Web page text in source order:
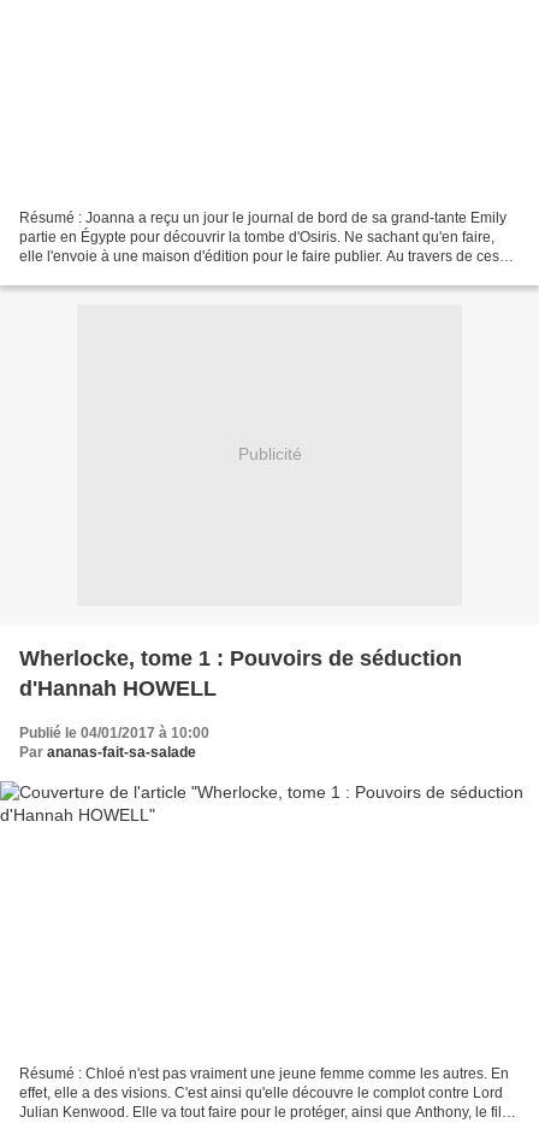
Résumé : Joanna a reçu un jour le journal de bord de sa grand-tante Emily
partie en Égypte pour découvrir la tombe d'Osiris. Ne sachant qu'en faire,
elle l'envoie à une maison d'édition pour le faire publier. Au travers de ces
Publicité
Wherlocke, tome 1 : Pouvoirs de séduction
d'Hannah HOWELL
Publié le 04/01/2017 à 10:00
Par ananas-fait-sa-salade
Résumé : Chloé n'est pas vraiment une jeune femme comme les autres. En
effet, elle a des visions. C'est ainsi qu'elle découvre le complot contre Lord
Julian Kenwood. Elle va tout faire pour le protéger, ainsi que Anthony, le fils